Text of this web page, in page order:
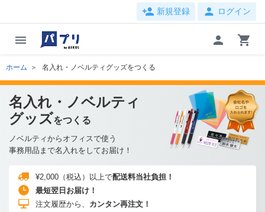
person_add 新規登録 person ログイン
menu person shopping_cart
ホーム 名入れ・ノベルティグッズをつくる
名入れ・ノベルティ
グッズをつくる
ノベルティからオフィスで使う
事務用品まで名入れをしてお届け！
¥2,000（税込）以上で配送料当社負担！
最短翌日お届け！
注文履歴から、 カンタン再注文！